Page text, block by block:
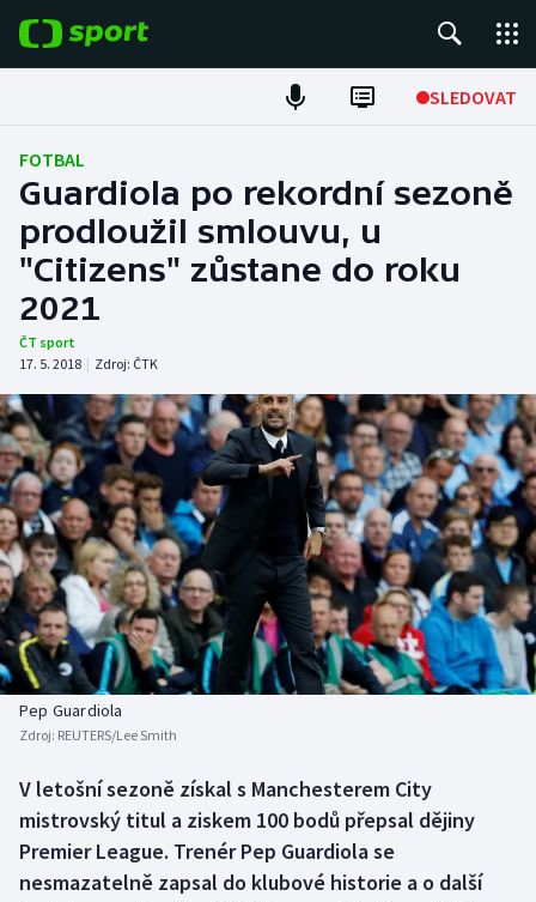
SLEDOVAT
Fotbal
Hokej
Tenis
Atletika
DALŠÍ SPORTY
Americký fotbal
Baseball a softbal
Basketbal
Biatlon
Boby a skeleton
Box
Curling
NEPŘEHLÉDNĚTE
Soutěže
Historické návraty
Aplikace ČT sport
AZ kvíz
FOTBAL
Guardiola po rekordní sezoně
prodloužil smlouvu, u
"Citizens" zůstane do roku
2021
ČT sport
17. 5. 2018 | Zdroj: ČTK
Pep Guardiola
Zdroj: REUTERS/Lee Smith
V letošní sezoně získal s Manchesterem City
mistrovský titul a ziskem 100 bodů přepsal dějiny
Premier League. Trenér Pep Guardiola se
nesmazatelně zapsal do klubové historie a o další